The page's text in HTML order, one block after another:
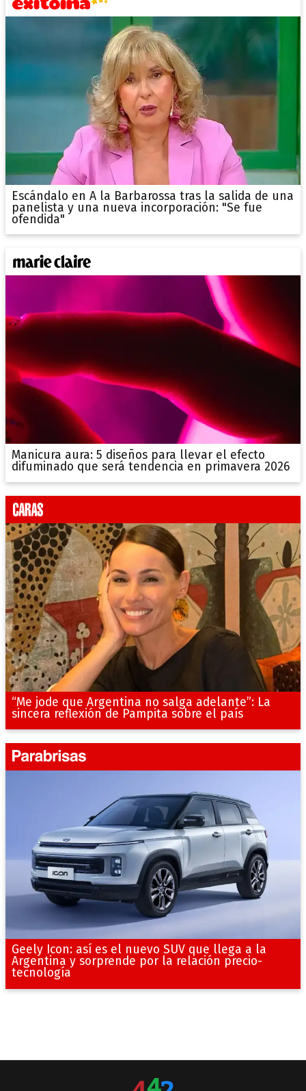
Escándalo en A la Barbarossa tras la salida de una
panelista y una nueva incorporación: "Se fue
ofendida"
Manicura aura: 5 diseños para llevar el efecto
difuminado que será tendencia en primavera 2026
“Me jode que Argentina no salga adelante”: La
sincera reflexión de Pampita sobre el país
Geely Icon: así es el nuevo SUV que llega a la
Argentina y sorprende por la relación precio-
tecnología